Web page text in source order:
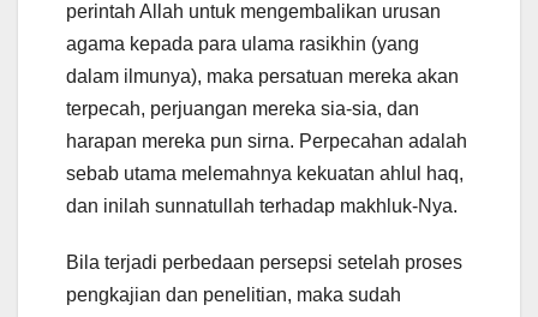
perintah Allah untuk mengembalikan urusan
agama kepada para ulama rasikhin (yang
dalam ilmunya), maka persatuan mereka akan
terpecah, perjuangan mereka sia-sia, dan
harapan mereka pun sirna. Perpecahan adalah
sebab utama melemahnya kekuatan ahlul haq,
dan inilah sunnatullah terhadap makhluk-Nya.
Bila terjadi perbedaan persepsi setelah proses
pengkajian dan penelitian, maka sudah